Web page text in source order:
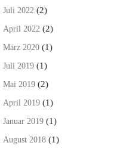
Juli 2022 (2)
April 2022 (2)
März 2020 (1)
Juli 2019 (1)
Mai 2019 (2)
April 2019 (1)
Januar 2019 (1)
August 2018 (1)